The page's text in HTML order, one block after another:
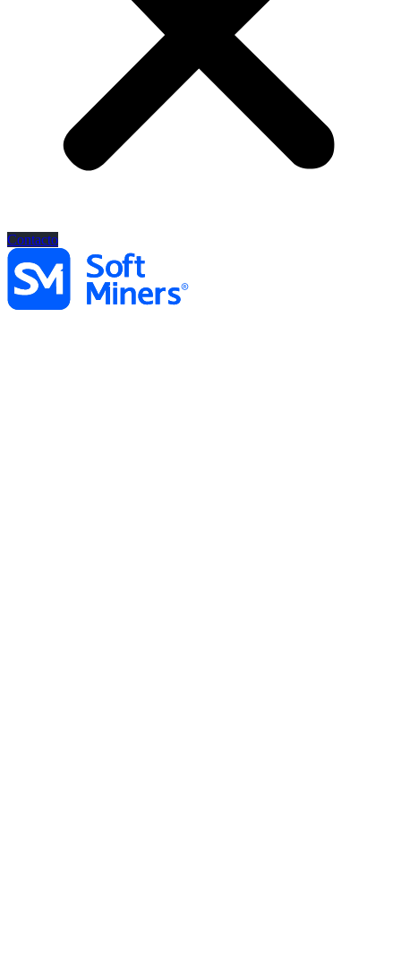
Contacto